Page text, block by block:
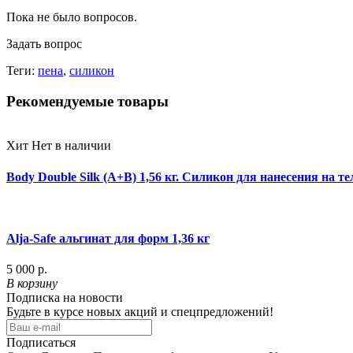
Пока не было вопросов.
Задать вопрос
Теги: пена, силикон
Рекомендуемые товары
Хит Нет в наличии
Body Double Silk (A+B) 1,56 кг. Силикон для нанесения на
Alja-Safe альгинат для форм 1,36 кг
5 000 р.
В корзину
Подписка на новости
Будьте в курсе новых акций и спецпредложений!
Подписаться